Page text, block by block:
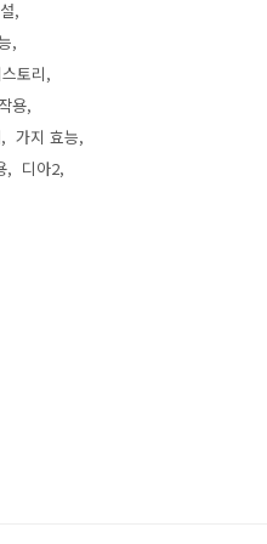
토리
용
가지 효능
디아2